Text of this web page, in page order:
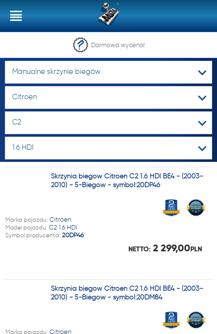
Darmowa wycena!
Manualne skrzynie biegów
Citroen
C2
1.6 HDI
Skrzynia biegów Citroen C2 1.6 HDI BE4 - (2003-
2010) - 5-Biegów - symbol:20DP46
Marka pojazdu: Citroen
Model pojazdu: C2 1.6 HDI
Symbol producenta: 20DP46
NETTO: 2 299,00PLN
Skrzynia biegów Citroen C2 1.6 HDI BE4 - (2003-
2010) - 5-Biegów - symbol:20DM84
Marka pojazdu: Citroen